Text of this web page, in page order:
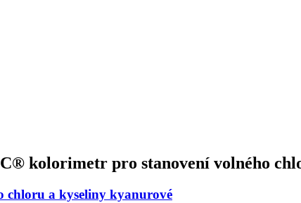
kolorimetr pro stanovení volného
chloru a kyseliny kyanurové